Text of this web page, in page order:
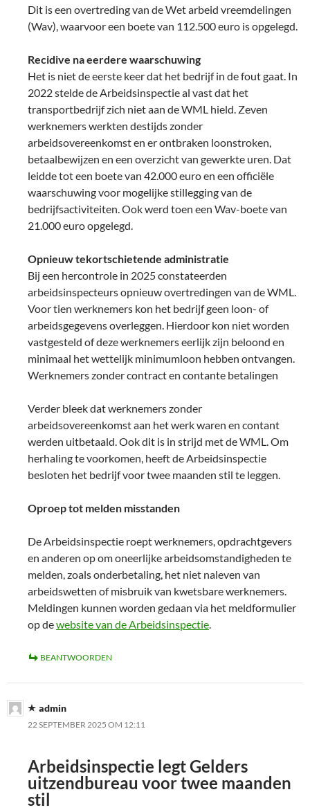
Dit is een overtreding van de Wet arbeid vreemdelingen
(Wav), waarvoor een boete van 112.500 euro is opgelegd.
Recidive na eerdere waarschuwing
Het is niet de eerste keer dat het bedrijf in de fout gaat. In
2022 stelde de Arbeidsinspectie al vast dat het
transportbedrijf zich niet aan de WML hield. Zeven
werknemers werkten destijds zonder
arbeidsovereenkomst en er ontbraken loonstroken,
betaalbewijzen en een overzicht van gewerkte uren. Dat
leidde tot een boete van 42.000 euro en een officiële
waarschuwing voor mogelijke stillegging van de
bedrijfsactiviteiten. Ook werd toen een Wav-boete van
21.000 euro opgelegd.
Opnieuw tekortschietende administratie
Bij een hercontrole in 2025 constateerden
arbeidsinspecteurs opnieuw overtredingen van de WML.
Voor tien werknemers kon het bedrijf geen loon- of
arbeidsgegevens overleggen. Hierdoor kon niet worden
vastgesteld of deze werknemers eerlijk zijn beloond en
minimaal het wettelijk minimumloon hebben ontvangen.
Werknemers zonder contract en contante betalingen
Verder bleek dat werknemers zonder
arbeidsovereenkomst aan het werk waren en contant
werden uitbetaald. Ook dit is in strijd met de WML. Om
herhaling te voorkomen, heeft de Arbeidsinspectie
besloten het bedrijf voor twee maanden stil te leggen.
Oproep tot melden misstanden
De Arbeidsinspectie roept werknemers, opdrachtgevers
en anderen op om oneerlijke arbeidsomstandigheden te
melden, zoals onderbetaling, het niet naleven van
arbeidswetten of misbruik van kwetsbare werknemers.
Meldingen kunnen worden gedaan via het meldformulier
op dewebsite van de Arbeidsinspectie.
BEANTWOORDEN
admin
22 SEPTEMBER 2025 OM 12:11
Arbeidsinspectie legt Gelders
uitzendbureau voor twee maanden
stil